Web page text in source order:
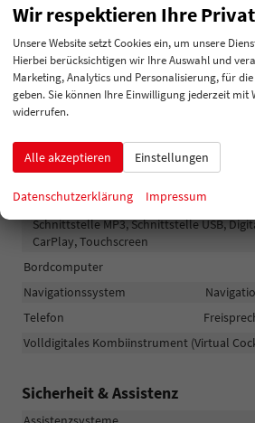
Schaltwippen
Sitze
Isofix (Kindersitzbefestigung),
Sitzheizung
Sitze: Lordosenstütze
Infotainment & Kommunikation
Schnittstelle MP3, Schnittstelle USB,
CarPlay, Touchscreen
Bordcomputer
Navigationssystem
Telefon
Volldigitales Kombiinstrument (Virtual
Sicherheit & Assistenz
Wir respektieren Ihre
Unsere Website setzt Cookies ein, um unsere
Hierbei berücksichtigen wir Ihre Auswahl und
Marketing, Analytics und Personalisierung, für
geben. Sie können Ihre Einwilligung jederzeit
widerrufen.
Alle akzeptieren Einstellungen
Datenschutzerklärung Impressum